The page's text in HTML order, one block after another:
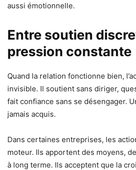
aussi émotionnelle.
Entre soutien
pression constante
Quand la relation fonctionne bien,
invisible. Il soutient sans diriger,
fait confiance sans se désengager.
jamais acquis.
Dans certaines entreprises, les
moteur. Ils apportent des moyens,
à long terme. Ils acceptent que la